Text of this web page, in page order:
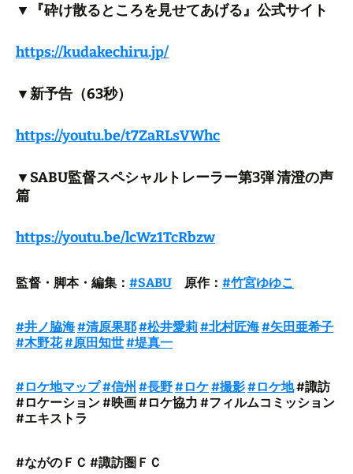
▼『砕け散るところを見せてあげる』公式サイト
https://kudakechiru.jp/
▼新予告（63秒）
https://youtu.be/t7ZaRLsVWhc
▼SABU監督スペシャルトレーラー第3弾 清澄の声
篇
https://youtu.be/lcWz1TcRbzw
監督・脚本・編集： #SABU 原作： #竹宮ゆゆこ
#井ノ脇海#清原果耶#松井愛莉#北村匠海#矢田亜希子
#木野花#原田知世#堤真一
#ロケ地マップ#信州 #長野#ロケ#撮影#ロケ地#諏訪
#ロケーション #映画 #ロケ協力 #フィルムコミッション
#エキストラ
#ながのＦＣ #諏訪圏ＦＣ